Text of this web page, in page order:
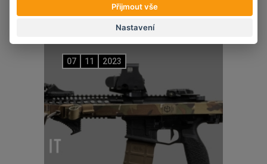
07 11 2023
Přijmout vše
Nastavení